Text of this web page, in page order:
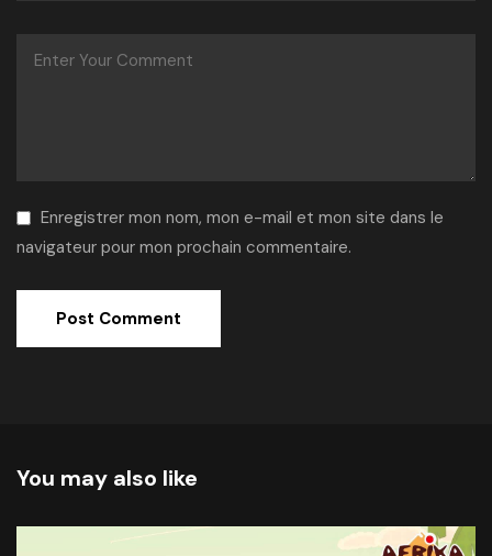
Enregistrer mon nom, mon e-mail et mon site dans le
navigateur pour mon prochain commentaire.
You may also like